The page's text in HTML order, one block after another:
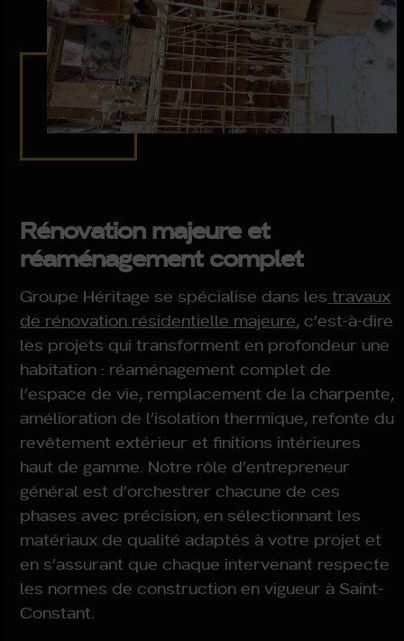
Rénovation majeure et
réaménagement complet
Groupe Héritage se spécialise dans les travaux
de rénovation résidentielle majeure, c’est-à-dire
les projets qui transforment en profondeur une
habitation : réaménagement complet de
l’espace de vie, remplacement de la charpente,
amélioration de l’isolation thermique, refonte du
revêtement extérieur et finitions intérieures
haut de gamme. Notre rôle d’entrepreneur
général est d’orchestrer chacune de ces
phases avec précision, en sélectionnant les
matériaux de qualité adaptés à votre projet et
en s’assurant que chaque intervenant respecte
les normes de construction en vigueur à Saint-
Constant.